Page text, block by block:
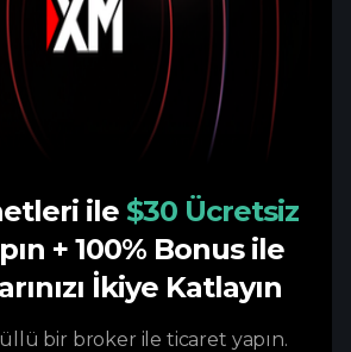
ile $30 Ücretsiz
+ 100% Bonus ile
İkiye Katlayın
bir broker ile ticaret yapın.